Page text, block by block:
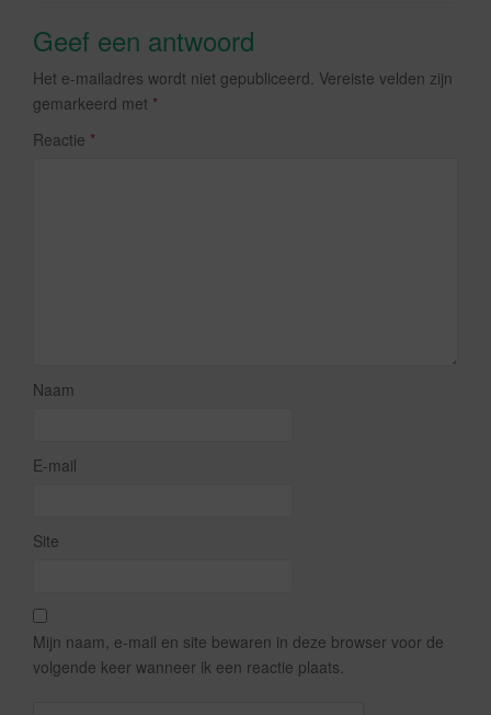
Geef een antwoord
Het e-mailadres wordt niet gepubliceerd. Vereiste velden zijn
gemarkeerd met *
Reactie *
Naam
E-mail
Site
Mijn naam, e-mail en site bewaren in deze browser voor de
volgende keer wanneer ik een reactie plaats.